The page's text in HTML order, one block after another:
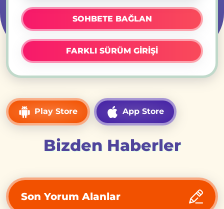
SOHBETE BAĞLAN
FARKLI SÜRÜM GİRİŞİ
Play Store App Store
Bizden Haberler
Son Yorum Alanlar